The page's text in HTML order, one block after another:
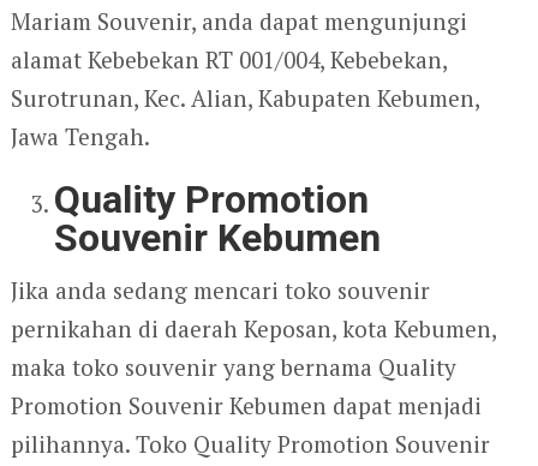
Mariam Souvenir, anda dapat mengunjungi
alamat Kebebekan RT 001/004, Kebebekan,
Surotrunan, Kec. Alian, Kabupaten Kebumen,
Jawa Tengah.
Quality Promotion
Souvenir Kebumen
Jika anda sedang mencari toko souvenir
pernikahan di daerah Keposan, kota Kebumen,
maka toko souvenir yang bernama Quality
Promotion Souvenir Kebumen dapat menjadi
pilihannya. Toko Quality Promotion Souvenir